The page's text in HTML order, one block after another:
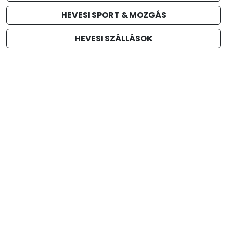
HEVESI SPORT & MOZGÁS
HEVESI SZÁLLÁSOK